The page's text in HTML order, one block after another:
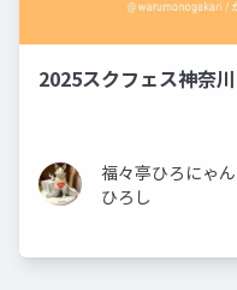
2025スクフェス神奈
福々亭ひろにゃ
ひろし